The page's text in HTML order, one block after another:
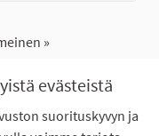
evästeistä
suorituskyvyn ja
»
kaikki peruutetut ideat